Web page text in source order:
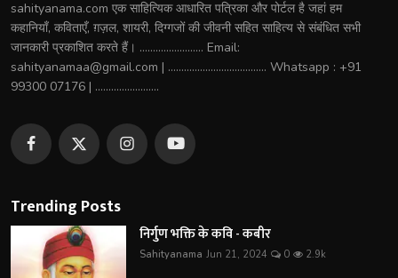
sahityanama.com एक साहित्यिक आधारित पत्रिका और पोर्टल है जहां हम
कहानियाँ, कविताएँ, ग़ज़ल, शायरी, दिग्गजों की जीवनी सहित साहित्य से संबंधित सभी
जानकारी प्रकाशित करते हैं। ........................ Email:
sahityanamaa@gmail.com | ..................................... Whatsapp : +91
99300 07176 | ........................
Trending Posts
निर्गुण भक्ति के कवि - कबीर
Sahityanama Jun 21, 2024 0 2.9k